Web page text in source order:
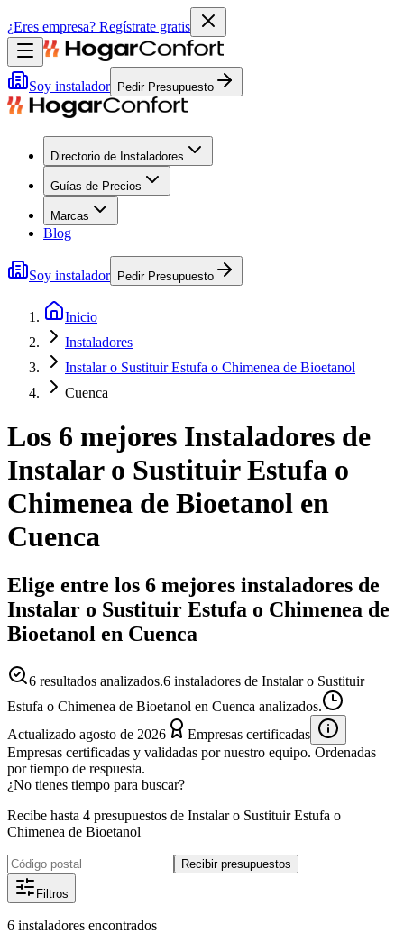
¿Eres empresa? Regístrate gratis
Soy instalador Pedir Presupuesto
Directorio de Instaladores
Guías de Precios
Marcas
Blog
Soy instalador Pedir Presupuesto
Inicio
Instaladores
Instalar o Sustituir Estufa o Chimenea de Bioetanol
Cuenca
Los 6 mejores Instaladores de
Instalar o Sustituir Estufa o
Chimenea de Bioetanol en
Cuenca
Elige entre los 6 mejores instaladores de
Instalar o Sustituir Estufa o Chimenea de
Bioetanol en Cuenca
6 resultados analizados.6 instaladores de Instalar o Sustituir
Estufa o Chimenea de Bioetanol en Cuenca analizados.
Actualizado agosto de 2026
Empresas certificadas
Empresas certificadas y validadas por nuestro equipo. Ordenadas
por tiempo de respuesta.
¿No tienes tiempo para buscar?
Recibe hasta 4 presupuestos de Instalar o Sustituir Estufa o
Chimenea de Bioetanol
Recibir presupuestos
Filtros
6 instaladores encontrados